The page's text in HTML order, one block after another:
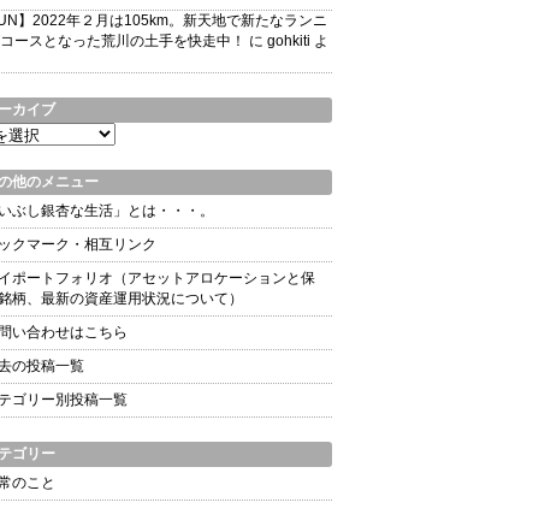
】2022年２月は105km。新天地で新たなランニ
ースとなった荒川の土手を快走中！
に gohkiti よ
カイブ
他のメニュー
いぶし銀杏な生活」とは・・・。
クマーク・相互リンク
ポートフォリオ（アセットアロケーションと保
柄、最新の資産運用状況について）
い合わせはこちら
の投稿一覧
ゴリー別投稿一覧
ゴリー
のこと